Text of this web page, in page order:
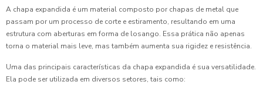
A chapa expandida é um material composto por chapas de metal que
passam por um processo de corte e estiramento, resultando em uma
estrutura com aberturas em forma de losango. Essa prática não apenas
torna o material mais leve, mas também aumenta sua rigidez e resistência.
Uma das principais características da chapa expandida é sua versatilidade.
Ela pode ser utilizada em diversos setores, tais como: